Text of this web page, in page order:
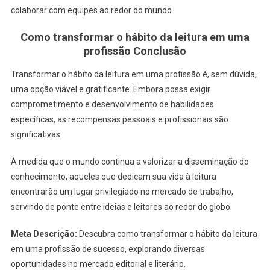
colaborar com equipes ao redor do mundo.
Como transformar o hábito da leitura em uma
profissão Conclusão
Transformar o hábito da leitura em uma profissão é, sem dúvida,
uma opção viável e gratificante. Embora possa exigir
comprometimento e desenvolvimento de habilidades
específicas, as recompensas pessoais e profissionais são
significativas.
À medida que o mundo continua a valorizar a disseminação do
conhecimento, aqueles que dedicam sua vida à leitura
encontrarão um lugar privilegiado no mercado de trabalho,
servindo de ponte entre ideias e leitores ao redor do globo.
Meta Descrição: Descubra como transformar o hábito da leitura
em uma profissão de sucesso, explorando diversas
oportunidades no mercado editorial e literário.